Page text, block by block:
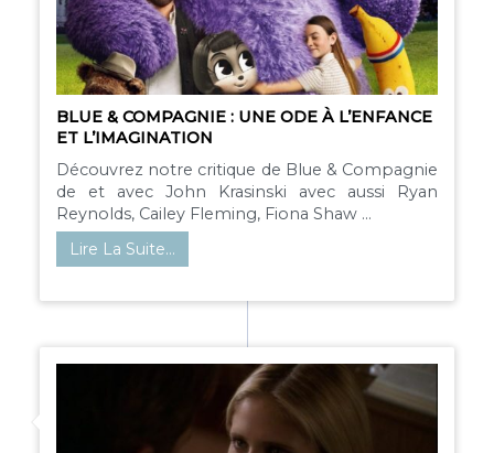
BLUE & COMPAGNIE : UNE ODE À L’ENFANCE
ET L’IMAGINATION
Découvrez notre critique de Blue & Compagnie
de et avec John Krasinski avec aussi Ryan
Reynolds, Cailey Fleming, Fiona Shaw ...
Lire La Suite…